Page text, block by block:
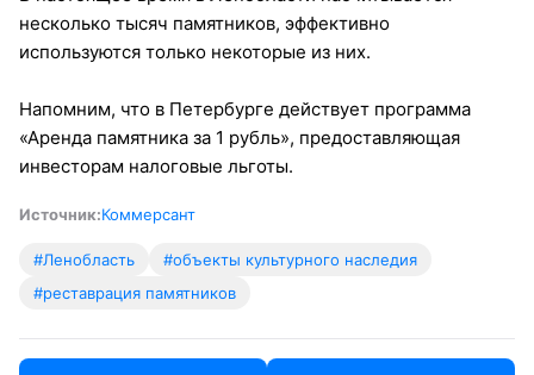
несколько тысяч памятников, эффективно
используются только некоторые из них.
Напомним, что в Петербурге действует программа
«Аренда памятника за 1 рубль», предоставляющая
инвесторам налоговые льготы.
Источник:Коммерсант
#Ленобласть
#объекты культурного наследия
#реставрация памятников